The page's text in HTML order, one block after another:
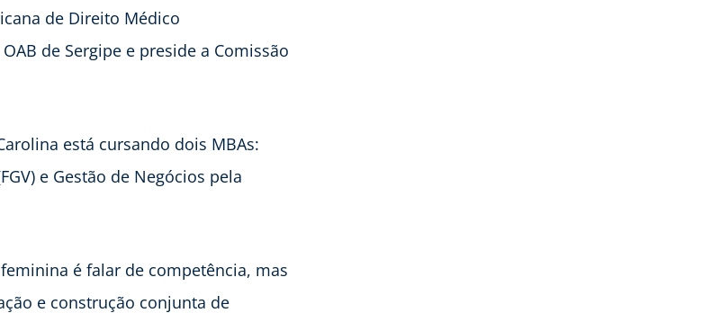
de Direito Médico
de Sergipe e preside a Comissão
está cursando dois MBAs:
e Gestão de Negócios pela
é falar de competência, mas
e construção conjunta de